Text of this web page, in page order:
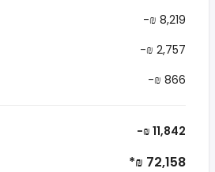
-₪ 8,219
-₪ 2,757
-₪ 866
-₪ 11,842
*₪ 72,158